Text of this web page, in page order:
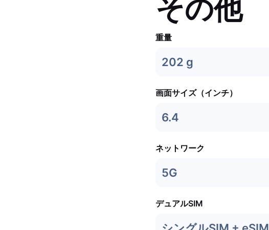
その他
重量
202 g
画面サイズ（インチ）
6.4
ネットワーク
5G
デュアルSIM